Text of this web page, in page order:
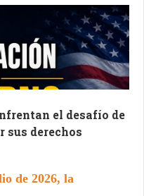
el desafío de
sus derechos
de 2026, la